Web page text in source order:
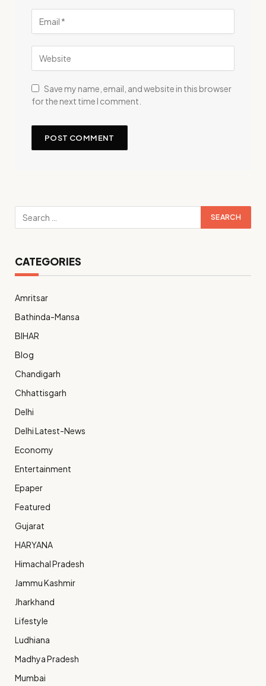
Save my name, email, and website in this browser
for the next time I comment.
CATEGORIES
Amritsar
Bathinda-Mansa
BIHAR
Blog
Chandigarh
Chhattisgarh
Delhi
Delhi Latest-News
Economy
Entertainment
Epaper
Featured
Gujarat
HARYANA
Himachal Pradesh
Jammu Kashmir
Jharkhand
Lifestyle
Ludhiana
Madhya Pradesh
Mumbai